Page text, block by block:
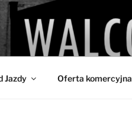
Jazdy Oferta komercyjna